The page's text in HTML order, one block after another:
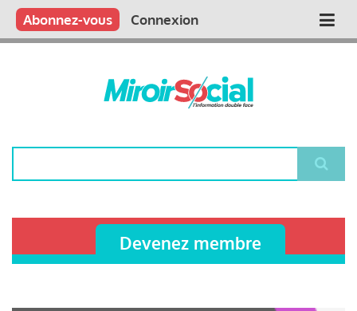
Aller
contenu
Main
Qui sommes nous ?
Vous publiez
Nous publions
Contactez-nous
Abonnez-vous Connexion
Devenez membre